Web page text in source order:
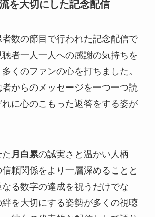
を大切にした記念配信
数の節目で行われた記念配信で
者一人一人への感謝の気持ちを
くのファンの心を打ちました。
からのメッセージを一つ一つ読
に心のこもった返答をする姿が
月白累の誠実さと温かい人柄
頼関係をより一層深めることと
る数字の達成を祝うだけでな
絆を大切にする姿勢が多くの視聴